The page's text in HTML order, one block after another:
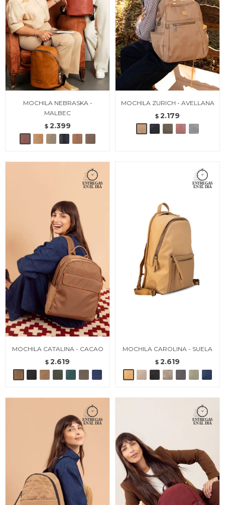
MOCHILA NEBRASKA -
MALBEC
$ 2.399
MOCHILA ZURICH - AVELLANA
$ 2.179
MOCHILA CATALINA - CACAO
$ 2.619
MOCHILA CAROLINA - SUELA
$ 2.619